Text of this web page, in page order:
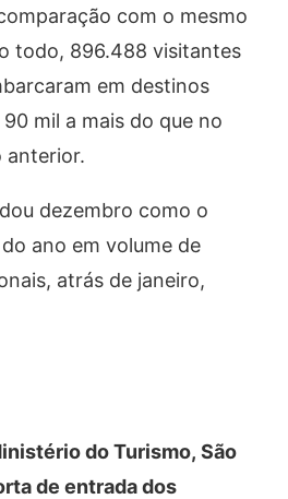
com o mesmo
todo, 896.488 visitantes
em destinos
mil a mais do que no
anterior.
dezembro como o
ano em volume de
atrás de janeiro,
do Turismo, São
de entrada dos